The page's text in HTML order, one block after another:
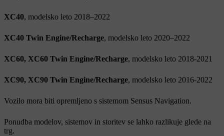
XC40, modelsko leto 2018–2022
XC40 Twin Engine/Recharge, modelsko leto 2020–2022
XC60, XC60 Twin Engine/Recharge, modelsko leto 2018-2021
XC90, XC90 Twin Engine/Recharge, modelsko leto 2016-2022
Vozilo mora biti opremljeno s sistemom Sensus Navigation.
Ponudba modelov, sistemov in storitev se lahko razlikuje glede na
trg.